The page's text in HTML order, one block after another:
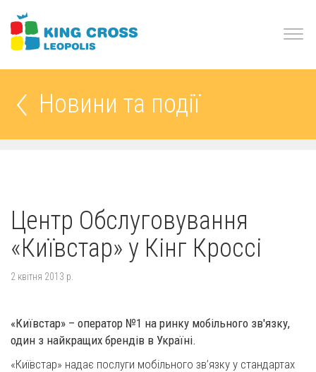
Новини та події
Центр Обслуговування
«Київстар» у Кінг Кроссі
2 квітня 2013 р.
«Київстар» – оператор №1 на ринку мобільного зв'язку,
один з найкращих брендів в Україні.
«Київстар» надає послуги мобільного зв’язку у стандартах